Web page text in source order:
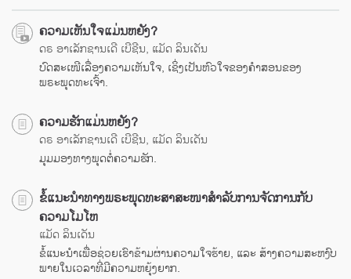
ຄວາມເຫັນໃຈແມ່ນຫຍັງ?
ດຣ ອາເລັກຊານເດີ ເບີຊີນ, ແມັດ ລິນເດັນ
ບົດສະເໜີເລື່ອງຄວາມເຫັນໃຈ, ເຊິ່ງເປັນຫົວໃຈຂອງຄຳສອນຂອງ
ພຣະພຸດທະເຈົ້າ.
ຄວາມຮັກແມ່ນຫຍັງ?
ດຣ ອາເລັກຊານເດີ ເບີຊີນ, ແມັດ ລິນເດັນ
ມຸມມອງທາງພຸດຕໍ່ຄວາມຮັກ.
ຂໍ້ແນະນຳທາງພຣະພຸດທະສາສະໜາສຳລັບການຈັດການກັບ
ຄວາມໂມໂຫ
ແມັດ ລິນເດັນ
ຂໍ້ແນະນຳເພື່ອຊ່ວຍເຮົາຂ້າມຜ່ານຄວາມໃຈຮ້າຍ, ແລະ ສ້າງຄວາມສະຫງົບ
ພາຍໃນເວລາທີ່ມີຄວາມຫຍຸ້ງຍາກ.